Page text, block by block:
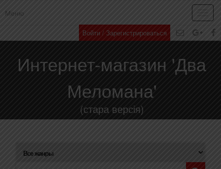
Меню
Войти / Зарегистрироваться
Интернет-магазин 'Два
Меломана'
(стара версія)